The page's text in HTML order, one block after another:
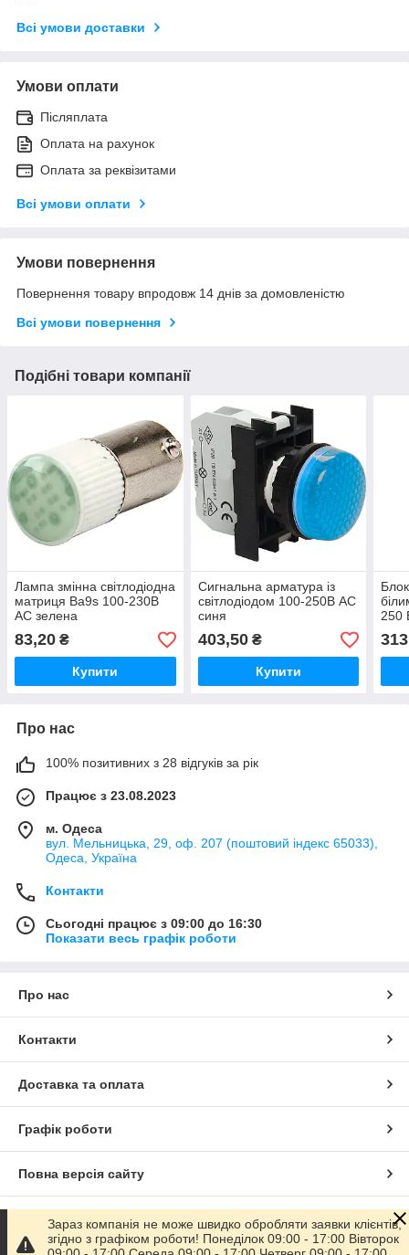
Всі умови доставки
Умови оплати
Післяплата
Оплата на рахунок
Оплата за реквізитами
Всі умови оплати
Умови повернення
Повернення товару впродовж 14 днів за домовленістю
Всі умови повернення
Подібні товари компанії
Лампа змінна світлодіодна
матриця Bа9s 100-230В
AC зелена
83,20 ₴
Купити
Сигнальна арматура із
світлодіодом 100-250В AC
синя
403,50₴
Купити
250
Про нас
100% позитивних з 28 відгуків за рік
Працює з 23.08.2023
м. Одеса
вул. Мельницька, 29, оф. 207 (поштовий індекс 65033),
Одеса, Україна
Контакти
Сьогодні працює з 09:00 до 16:30
Показати весь графік роботи
Про нас
Контакти
Доставка та оплата
Графік роботи
Повна версія сайту
Сайт створено на маркетплейсіProm.ua
Зараз компанія не може швидко обробляти заявки клієнтів,
згідно з графіком роботи! Понеділок 09:00 - 17:00 Вівторок